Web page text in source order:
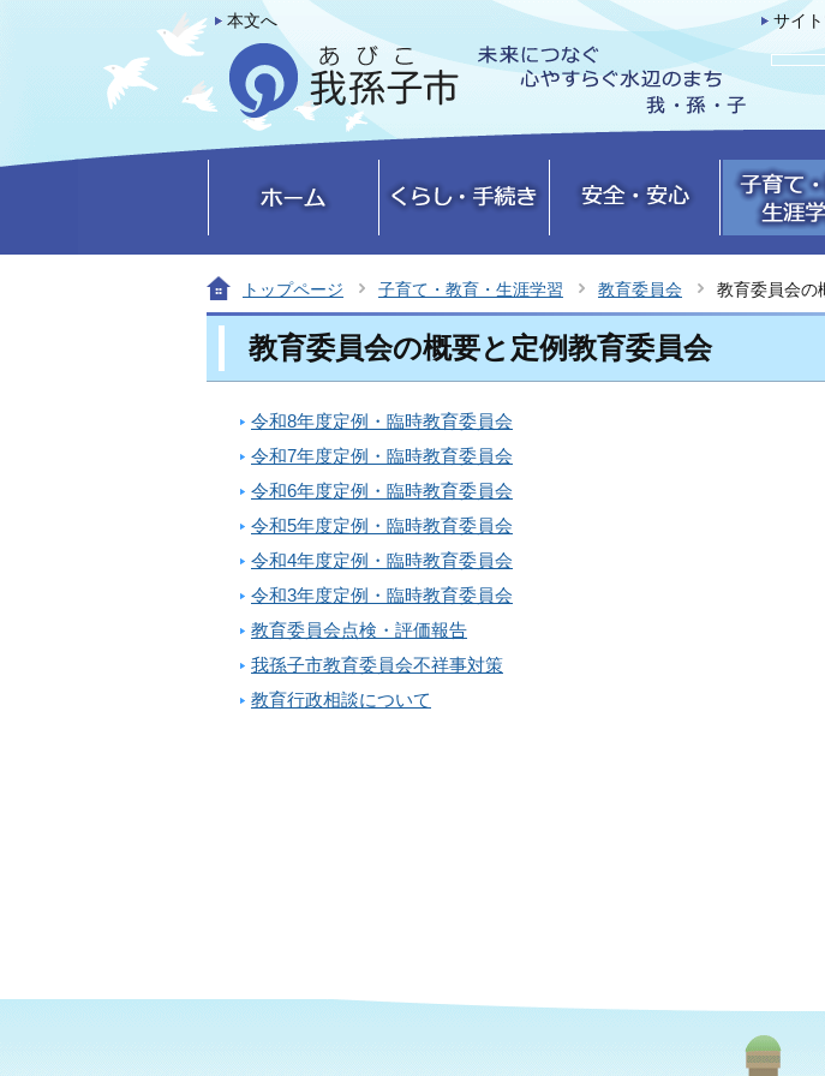
本文へ サイ
トップページ 子育て・教育・生涯学習 教育委員会 教育委員会の
教育委員会の概要と定例教育委員会
令和8年度定例・臨時教育委員会
令和7年度定例・臨時教育委員会
令和6年度定例・臨時教育委員会
令和5年度定例・臨時教育委員会
令和4年度定例・臨時教育委員会
令和3年度定例・臨時教育委員会
教育委員会点検・評価報告
我孫子市教育委員会不祥事対策
教育行政相談について